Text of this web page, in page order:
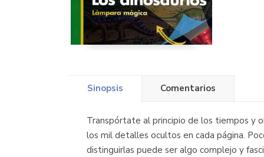
Sinopsis Comentarios
Transpórtate al principio de los tiempos y
los mil detalles ocultos en cada página.
distinguirlas puede ser algo complejo y